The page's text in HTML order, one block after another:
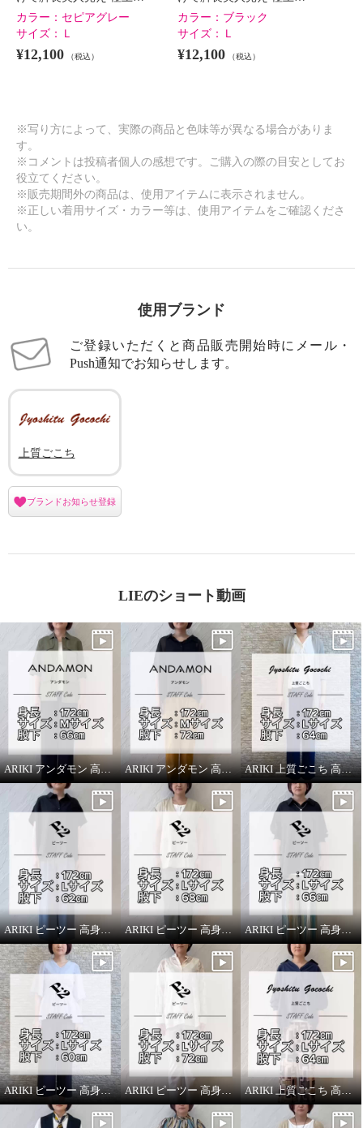
上質ごこち アルディナ はくだけ
で脚長美人見え 極上ドレープパ
ンツ ＜股下７０ｃｍ＞
ブルーノーブル Ｌ
¥0
上質ごこち アルディナ はくだけ
で脚長美人見え 極上ドレープパ
ンツ ＜股下７０ｃｍ＞
シルクベージュ Ｌ
¥0
カラー： セピアグレー
サイズ：
Ｌ
¥12,100 （税込）
カラー： ブラック
サイズ：
Ｌ
¥12,100 （税込）
※写り方によって、実際の商品と色味等が異なる場合がありま
す。
※コメントは投稿者個人の感想です。ご購入の際の目安としてお
役立てください。
※販売期間外の商品は、使用アイテムに表示されません。
※正しい着用サイズ・カラー等は、使用アイテムをご確認くださ
い。
使用ブランド
ご登録いただくと商品販売開始時にメール・
Push通知でお知らせします。
上質ごこち
ブランドお知らせ登録
LIEのショート動画
ARIKI アンダモン 高身長スタッフがはいてみました！ ARIKI アンダモン 高身長スタッフがはいてみました！ ARIKI 上質ごこち 高身長スタッフがはいてみました！
ARIKI ピーツー 高身長スタッフがはいてみました！ ARIKI ピーツー 高身長スタッフがはいてみました！ ARIKI ピーツー 高身長スタッフがはいてみました！
ARIKI ピーツー 高身長スタッフがはいてみました！ ARIKI ピーツー 高身長スタッフがはいてみました！ ARIKI 上質ごこち 高身長スタッフがはいてみました！